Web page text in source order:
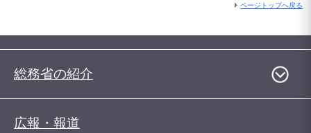
ページトップへ戻る
総務省の紹介
広報・報道